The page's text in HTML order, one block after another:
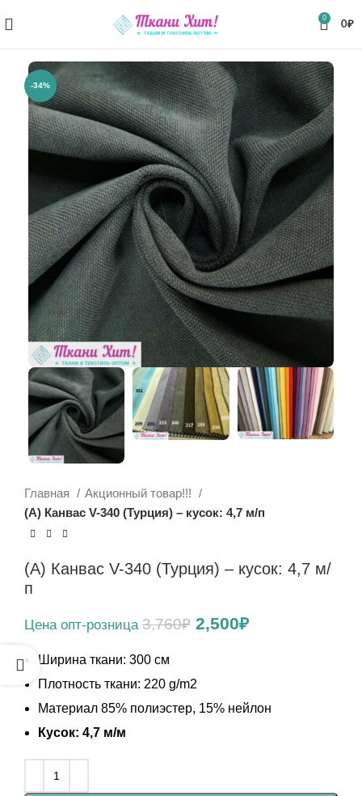
0
0₽
-34%
Главная
Акционный товар!!!
(А) Канвас V-340 (Турция) – кусок: 4,7 м/п
(А) Канвас V-340 (Турция) – кусок: 4,7 м/
п
3,760₽ Первоначальная
3,760₽.
2,500₽Текущая
Ширина ткани: 300 см
Плотность ткани: 220 g/m2
Материал 85% полиэстер, 15% нейлон
Кусок: 4,7 м/м